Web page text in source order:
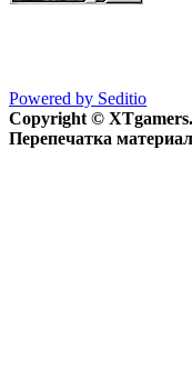
Powered by Seditio
Copyright ©
Перепечатка